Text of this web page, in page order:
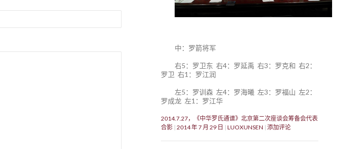
中：罗箭将军
右5：罗卫东 右4：罗延禹 右3：罗克和 右2：
罗卫 右1：罗江润
左5：罗训森 左4：罗海曦 左3：罗福山 左2：
罗成龙 左1：罗江华
2014.7.27，《中华罗氏通谱》北京第二次座谈会筹备会代表
合影 2014 年 7 月 29 日 LUOXUNSEN 添加评论